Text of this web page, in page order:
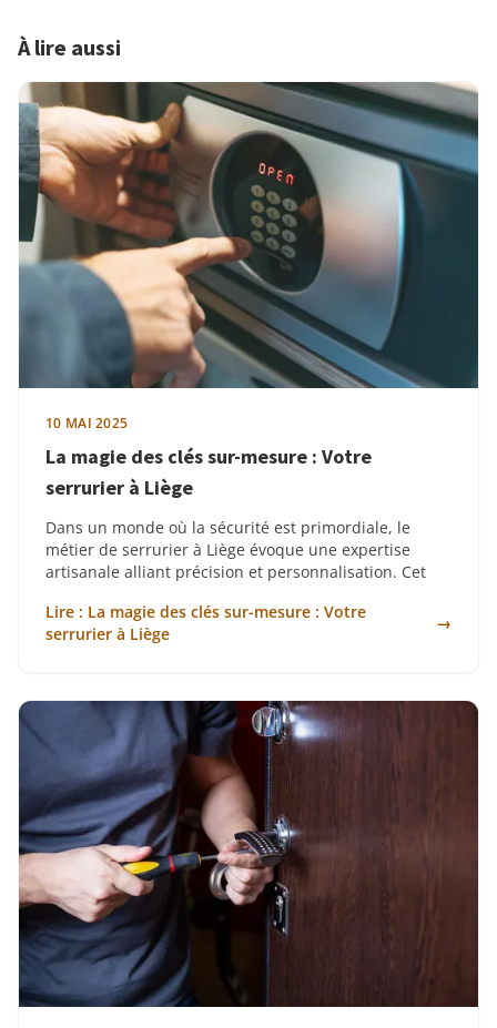
À lire aussi
10 MAI 2025
La magie des clés sur-mesure : Votre
serrurier à Liège
Dans un monde où la sécurité est primordiale, le
métier de serrurier à Liège évoque une expertise
artisanale alliant précision et personnalisation. Cet
Lire : La magie des clés sur-mesure : Votre
serrurier à Liège
→